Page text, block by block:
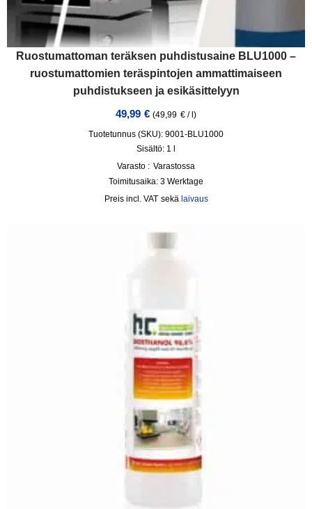
Ruostumattoman teräksen puhdistusaine BLU1000 –
ruostumattomien teräspintojen ammattimaiseen
puhdistukseen ja esikäsittelyyn
49,99 € (49,99 € /l)
Tuotetunnus (SKU): 9001-BLU1000
Sisältö: 1
Varasto : Varastossa
Toimitusaika: 3 Werktage
incl. VAT sekä laivaus